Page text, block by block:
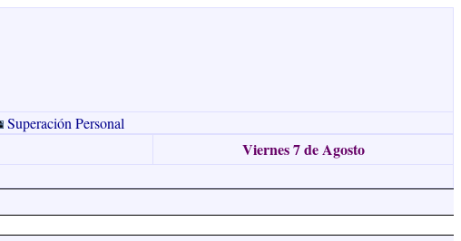
Superación Personal
Viernes 7 de Agosto